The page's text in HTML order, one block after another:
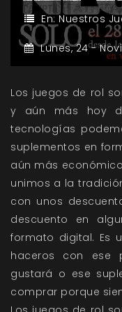
En:Nuestros
Lunes,24 -
Los juegos de rol
y aún más hoy
tecnologías
suplementos en
aún más
unimos a la
con unos
descuento en
formato digital. Es
haceros con ese
gustará o ese
comprar porque